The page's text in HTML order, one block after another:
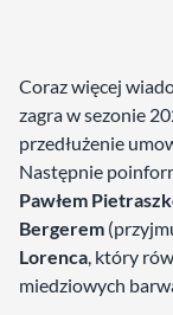
Coraz więcej
zagra w sezonie
przedłużenie
Następnie
Pawłem
Bergerem
Lorenca, który
miedziowych